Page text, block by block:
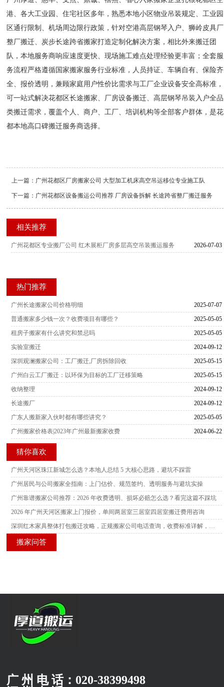
港、各大工业园、住宅社区多年，熟悉本地小区物业吊装规定、工业园
区通行限制、机场周边限行政策，针对空港高层钢琴入户、狮岭皮具厂
整厂搬迁、炭步长途跨省搬家打造定制化解决方案，相比外来搬迁团
队，本地服务商响应速度更快、现场施工难点处理经验更丰富；全套服
务流程严格遵循国家搬家服务行业标准，人员持证、车辆自有、保险齐
全、报价透明，兼顾家庭用户性价比需求与工厂企业设备安全高标准，
可一站式解决花都区长途搬家、厂房设备搬迁、高层钢琴吊装入户全品
类搬迁需求，覆盖个人、商户、工厂、培训机构等全部客户群体，是花
都本地高口碑搬迁服务商选择。
上一篇： 广州花都区厂房搬家公司 大型加工机床高空吊运移位专业施工队
下一篇： 广州花都区设备搬运公司推荐 厂房设备拆解 长途跨省整厂搬迁服务
相关推荐
2026-07-03
广州花都区专业搬厂公司 红木展柜厂房多层高空吊装搬运服务
热门推荐
2025-07-07
广州长途搬家公司价格明细
2025-05-05
普通搬家多少钱一次？收费项目有哪些？
2025-05-05
租房子搬家有什么讲究和禁忌吗
2024-09-12
实验室搬迁
2025-05-15
深圳观澜搬家公司：工厂搬迁,厂房拆除回收
2025-05-15
广州白云工厂搬迁：以环保为目标的工厂迁移策略
2024-09-12
收纳整理
2024-09-12
长途搬厂
2025-05-05
广东人搬新家入伙时都有哪些讲究？
2024-06-22
广州搬家价格表|2023年广州最新搬家收费
猜你喜欢
广州天河区珠江新城怎么选？本地人总结 5 大核心思路，避坑不踩雷
广州居民与公司搬家全指南：上门估价、规范签约、透明服务与避坑实操
广州靠谱搬家公司推荐：2026 年收费透明、损坏必赔怎么选？看完这篇不踩坑
2026 年广州天河区搬家上门报价，单间两居室三居室四居室搬迁费用咨询
搬家问答
广 州 电 话： 020-38399498